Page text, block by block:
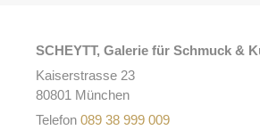
SCHEYTT, Galerie für Schmuck &
Kaiserstrasse 23
80801 München
Telefon 089 38 999 009